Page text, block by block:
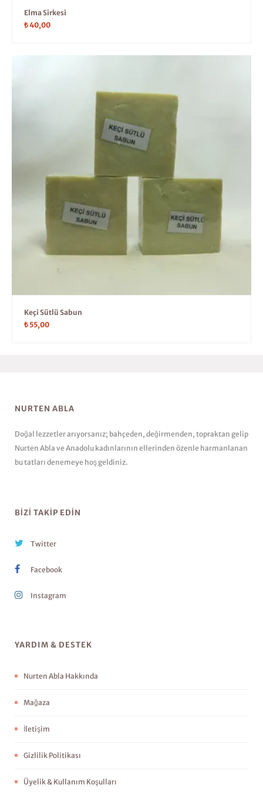
Elma Sirkesi
₺40,00
Keçi Sütlü Sabun
₺ 55,00
NURTEN ABLA
Doğal lezzetler arıyorsanız; bahçeden, değirmenden, topraktan gelip
Nurten Abla ve Anadolu kadınlarının ellerinden özenle harmanlanan
bu tatları denemeye hoş geldiniz.
BIZI TAKIP EDIN
Twitter
Facebook
Instagram
YARDIM & DESTEK
Nurten Abla Hakkında
Mağaza
İletişim
Gizlilik Politikası
Üyelik & Kullanım Koşulları